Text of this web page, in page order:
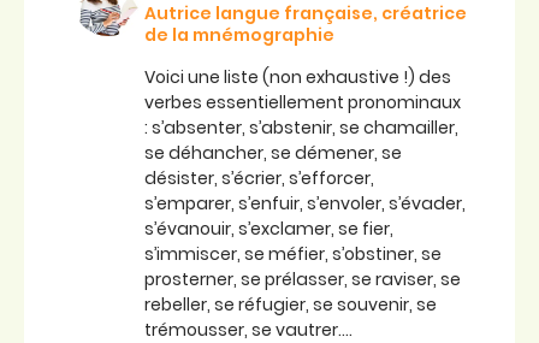
Autrice langue française, créatrice
de la mnémographie
Voici une liste (non exhaustive !) des
verbes essentiellement pronominaux
: s’absenter, s’abstenir, se chamailler,
se déhancher, se démener, se
désister, s’écrier, s’efforcer,
s’emparer, s’enfuir, s’envoler, s’évader,
s’évanouir, s’exclamer, se fier,
s’immiscer, se méfier, s’obstiner, se
prosterner, se prélasser, se raviser, se
rebeller, se réfugier, se souvenir, se
trémousser, se vautrer….